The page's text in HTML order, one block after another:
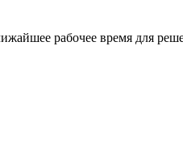
рабочее время для